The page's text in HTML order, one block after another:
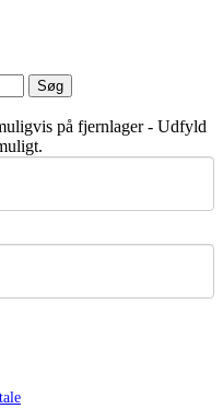
Søg
på fjernlager - Udfyld